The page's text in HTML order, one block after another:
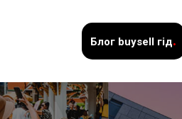
Блог buysell гід.